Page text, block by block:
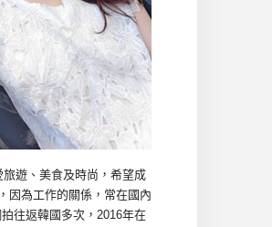
遊、美食及時尚，希望成
因為工作的關係，常在國內
往返韓國多次，2016年在